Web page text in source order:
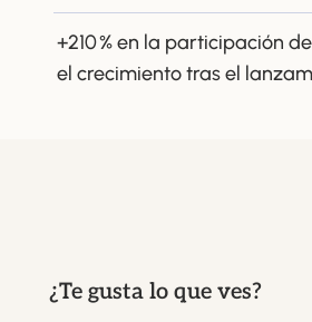
+210 % en la participación
el crecimiento tras el
¿Te gusta lo que ves?